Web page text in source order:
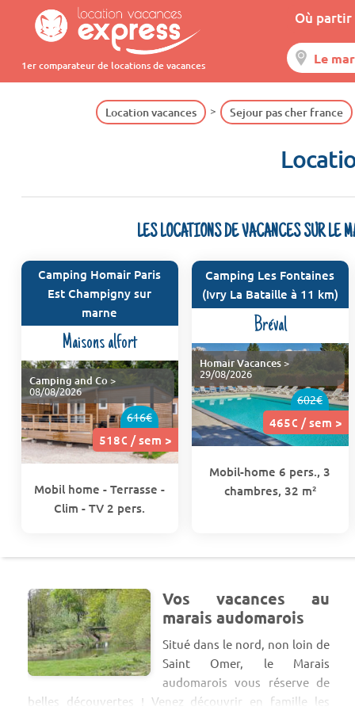
1er comparateur de locations de vacances
Où partir
Location vacances Sejour pas cher france
LES LOCATIONS DE VACANCES SUR LE
Camping Homair Paris
Est Champigny sur
marne
Maisons alfort
616€
518€ / sem >
Camping and Co>
08/08/2026
Mobil home - Terrasse -
Clim - TV 2 pers.
Camping Les Fontaines
(Ivry La Bataille à 11 km)
Bréval
602€
465€ / sem >
Homair Vacances>
29/08/2026
Mobil-home 6 pers., 3
chambres, 32 m²
Vos vacances au
marais audomarois
Situé dans le nord, non loin de
Saint Omer, le Marais
audomarois vous réserve de
belles découvertes ! Venez découvrir en famille les